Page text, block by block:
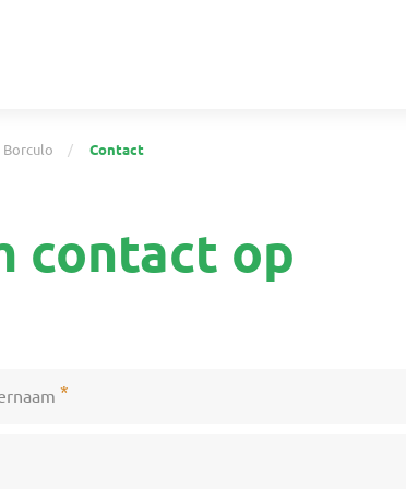
Borculo Contact
contact op
*